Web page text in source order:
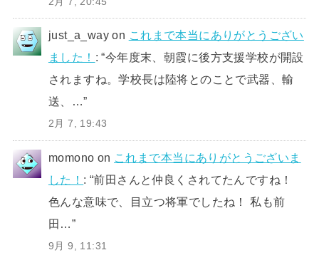
just_a_way on これまで本当にありがとうござい
ました！ : “今年度末、朝霞に後方支援学校が開設
されますね。学校長は陸将とのことで武器、輸
送、…”
2月 7, 19:43
momono on これまで本当にありがとうございま
した！ : “前田さんと仲良くされてたんですね！
色んな意味で、目立つ将軍でしたね！ 私も前
田…”
9月 9, 11:31